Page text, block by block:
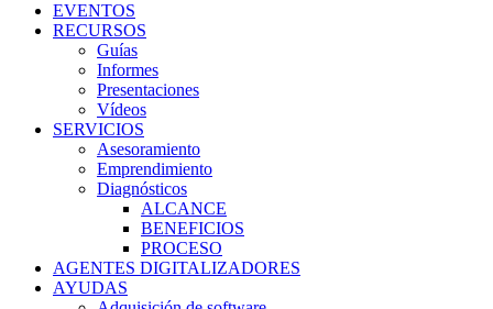
EVENTOS
RECURSOS
Guías
Informes
Presentaciones
Vídeos
SERVICIOS
Asesoramiento
Emprendimiento
Diagnósticos
ALCANCE
BENEFICIOS
PROCESO
AGENTES DIGITALIZADORES
AYUDAS